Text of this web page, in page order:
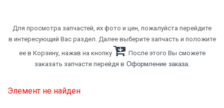
Для просмотра запчастей, их фото и цен, пожалуйста перейдите
в интересующий Вас раздел. Далее выберите запчасть и положите
ее в Корзину, нажав на кнопку
. После этого Вы сможете
заказать запчасти перейдя в Оформление заказа.
Элемент не найден